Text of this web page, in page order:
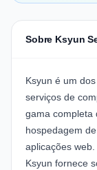
Sobre Ksyun
Ksyun é um
serviços de
gama completa
hospedagem
aplicações
Ksyun fornece